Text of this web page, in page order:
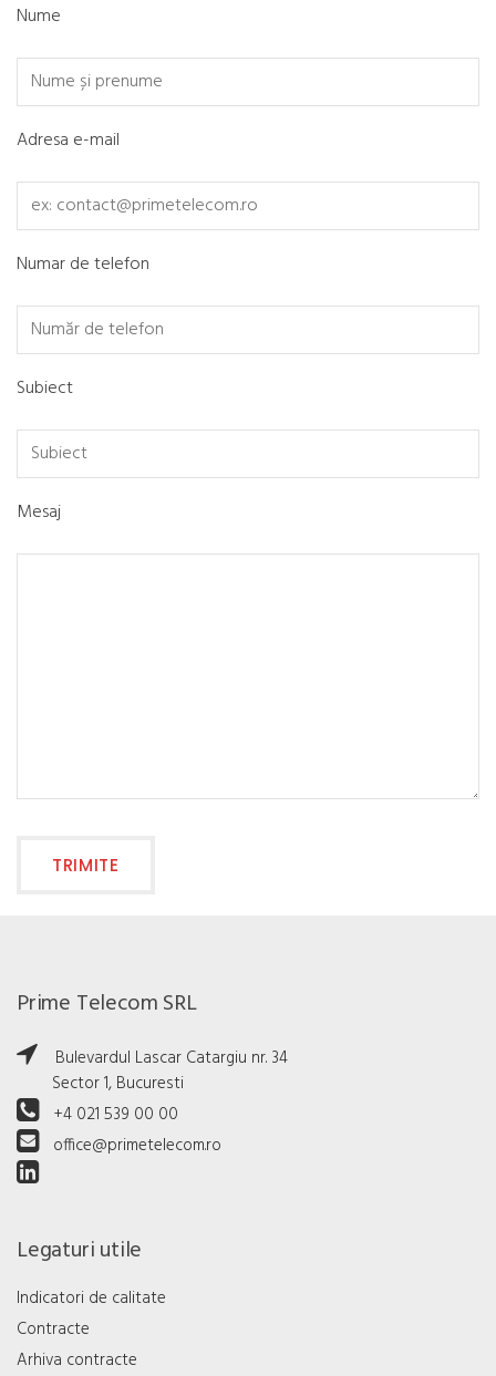
Nume
Adresa e-mail
Numar de telefon
Subiect
Mesaj
Prime Telecom SRL
Bulevardul Lascar Catargiu nr. 34
Sector 1, Bucuresti
+4 021 539 00 00
office@primetelecom.ro
Legaturi utile
Indicatori de calitate
Contracte
Arhiva contracte